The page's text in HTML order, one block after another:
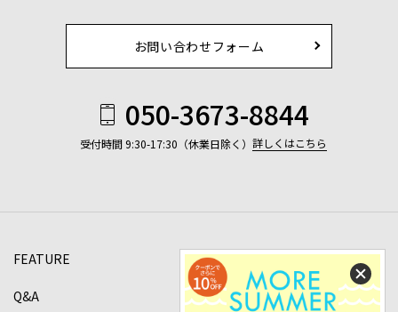
お問い合わせフォーム
050-3673-8844
受付時間 9:30-17:30（休業日除く） 詳しくはこちら
FEATURE
Q&A